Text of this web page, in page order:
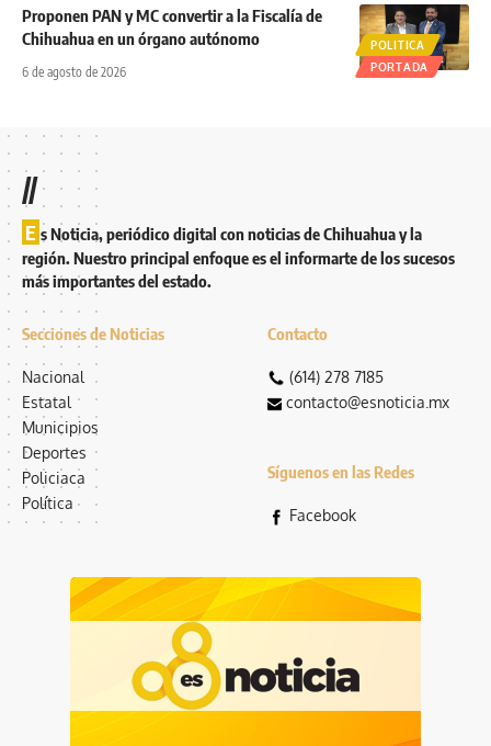
POLITICA
PORTADA
Proponen PAN y MC convertir a la Fiscalía de
Chihuahua en un órgano autónomo
6 de agosto de 2026
//
E s Noticia, periódico digital con noticias de Chihuahua y la
región. Nuestro principal enfoque es el informarte de los sucesos
más importantes del estado.
Secciones de Noticias
Nacional
Estatal
Municipios
Deportes
Policiaca
Política
Contacto
(614) 278 7185
contacto@esnoticia.mx
Síguenos en las Redes
Facebook